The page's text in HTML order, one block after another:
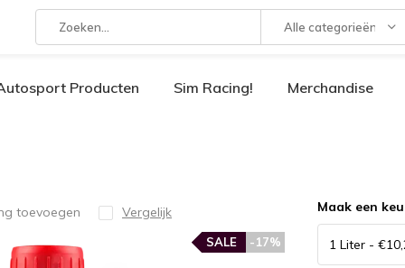
Alle categorieën
Producten Sim Racing! Merchandise
toevoegen Vergelijk
-17%
SALE
Maak een